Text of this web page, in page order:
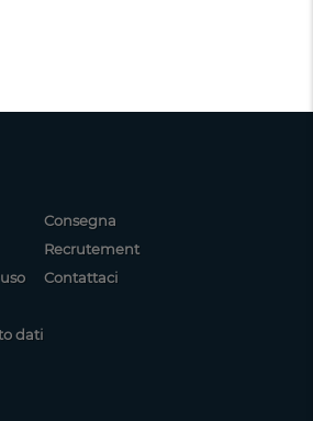
dati
Consegna
Recrutement
Contattaci